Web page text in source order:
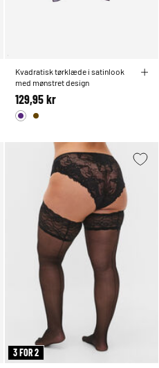
Kvadratisk tørklæde i satinlook
med mønstret design
129,95 kr
3 FOR 2